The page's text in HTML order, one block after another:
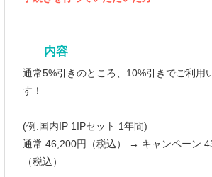
内容
通常5%引きのところ、10%引きでご利用
す！
(例:国内IP 1IPセット 1年間)
通常 46,200円（税込） → キャンペーン
（税込）